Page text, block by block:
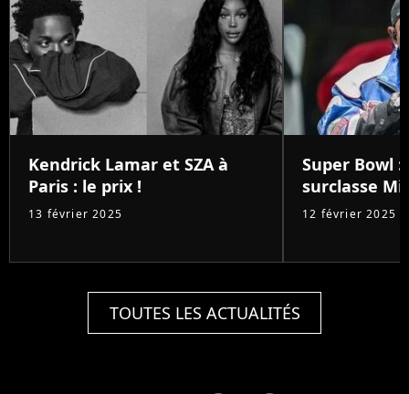
Kendrick Lamar et SZA à
Paris : le prix !
13 février 2025
Super Bowl
surclasse
12 février 2025
TOUTES LES ACTUALITÉS